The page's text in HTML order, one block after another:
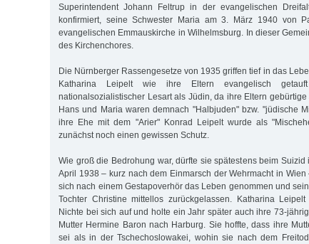
Superintendent Johann Feltrup in der evangelischen
konfirmiert, seine Schwester Maria am 3. März 1940 von
evangelischen Emmauskirche in Wilhelmsburg. In dieser
des Kirchenchores.
Die Nürnberger Rassengesetze von 1935 griffen tief in das
Katharina Leipelt wie ihre Eltern evangelisch
nationalsozialistischer Lesart als Jüdin, da ihre Eltern
Hans und Maria waren demnach "Halbjuden" bzw. "jüdische
ihre Ehe mit dem "Arier" Konrad Leipelt wurde als
zunächst noch einen gewissen Schutz.
Wie groß die Bedrohung war, dürfte sie spätestens beim Suizid
April 1938 – kurz nach dem Einmarsch der Wehrmacht in
sich nach einem Gestapoverhör das Leben genommen und
Tochter Christine mittellos zurückgelassen. Katharina
Nichte bei sich auf und holte ein Jahr später auch ihre 73-
Mutter Hermine Baron nach Harburg. Sie hoffte, dass ihre
sei als in der Tschechoslowakei, wohin sie nach dem